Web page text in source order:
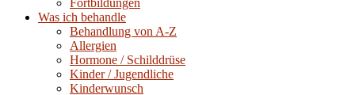
Fortbildungen
Was ich behandle
Behandlung von A-Z
Allergien
Hormone / Schilddrüse
Kinder / Jugendliche
Kinderwunsch